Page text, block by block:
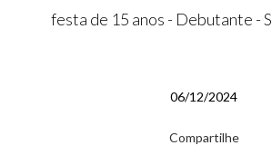
festa de 15 anos - Debutante -
06/12/2024
Compartilhe